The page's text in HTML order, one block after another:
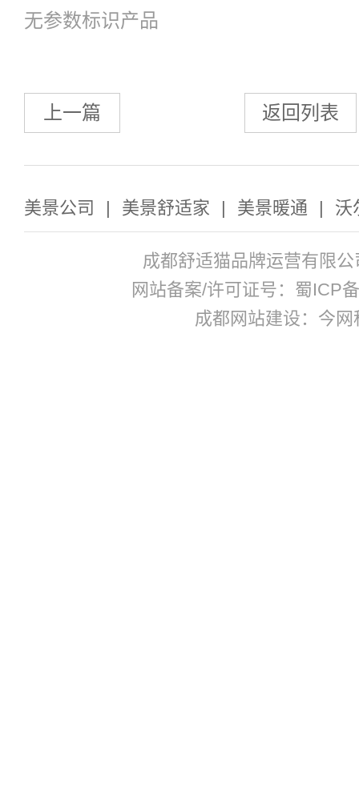
无参数标识产品
上一篇 返回列表
美景公司 | 美景舒适家 | 美景暖通 | 沃
成都舒适猫品牌运营有限
网站备案/许可证号：蜀ICP
成都网站建设：今